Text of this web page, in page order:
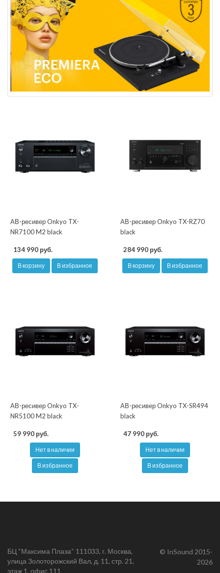
АВ-ресивер Onkyo TX-
NR7100 M2 black
134 990 руб.
В корзину В избранное
АВ-ресивер Onkyo TX-RZ70
black
284 990 руб.
В корзину В избранное
АВ-ресивер Onkyo TX-
NR5100 M2 black
59 990 руб.
Нет в наличии
В избранное
АВ-ресивер Onkyo TX-SR494
black
47 990 руб.
Нет в наличии
В избранное
БЦ “Максима Плаза“ 111033, г. Москва,
улица Золоторожский Вал, д. 11, стр. 21,
этаж 1, офис 111
© InSound 2015-
2026